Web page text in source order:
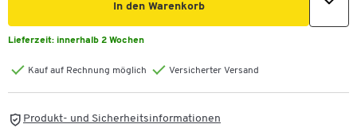
In den Warenkorb
Lieferzeit: innerhalb 2 Wochen
Kauf auf Rechnung möglich Versicherter Versand
Produkt- und Sicherheitsinformationen